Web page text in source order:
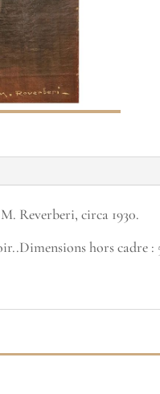
Reverberi, circa 1930.
hors cadre :